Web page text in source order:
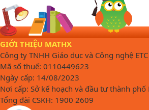
GIỚI THIỆU MATHX
Công ty TNHH Giáo dục và Công nghệ ETC
Mã số thuế: 0110449623
Ngày cấp: 14/08/2023
Nơi cấp: Sở kế hoạch và đầu tư thành phố
Tổng đài CSKH: 1900 2609